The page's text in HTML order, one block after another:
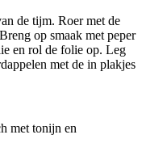
de tijm. Roer met de
op smaak met peper
en rol de folie op. Leg
met de in plakjes
met tonijn en